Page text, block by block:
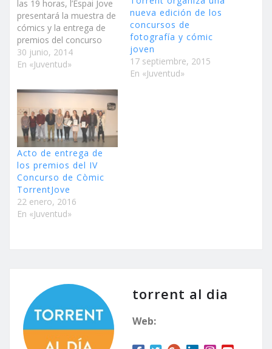
las 19 horas, l’Espai Jove
presentará la muestra de
cómics y la entrega de
premios del concurso
Bajo la temática de este
año del ocio saludable, el
fomentar la creatividad y
promover la ilustración y
el relato gráfico entre
los…
30 junio, 2014
En «Juventud»
nueva edición de los
concursos de
fotografía y cómic
joven
17 septiembre, 2015
En «Juventud»
Acto de entrega de
los premios del IV
Concurso de Còmic
TorrentJove
22 enero, 2016
En «Juventud»
torrent al dia
Web: